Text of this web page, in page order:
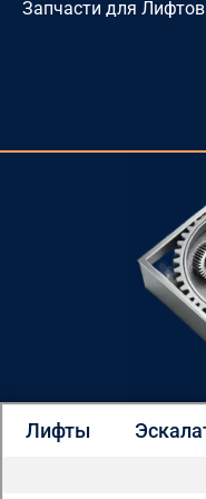
Перейти
Запчасти для
Лифты